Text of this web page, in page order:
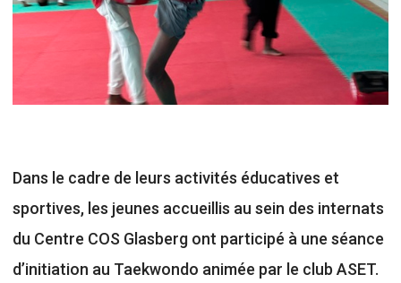
Dans le cadre de leurs activités éducatives et
sportives, les jeunes accueillis au sein des internats
du Centre COS Glasberg ont participé à une séance
d’initiation au Taekwondo animée par le club ASET.